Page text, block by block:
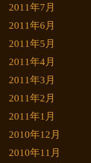
2011年7月
2011年6月
2011年5月
2011年4月
2011年3月
2011年2月
2011年1月
2010年12月
2010年11月